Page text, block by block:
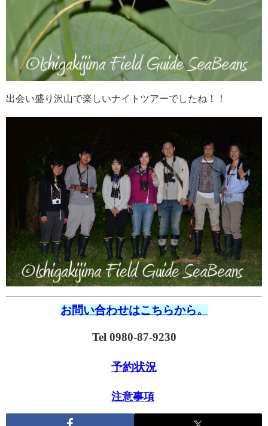
出会い盛り沢山で楽しいナイトツアーでしたね！！
お問い合わせはこちらから。
Tel 0980-87-9230
予約状況
注意事項